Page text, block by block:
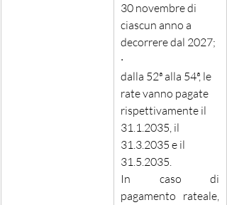
30 novembre di
ciascun anno a
decorrere dal 2027;
·
dalla 52ª alla 54ª, le
rate vanno pagate
rispettivamente il
31.1.2035, il
31.3.2035 e il
31.5.2035.
In caso di
pagamento rateale,